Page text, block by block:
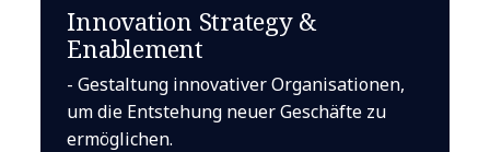
Innovation Strategy &
Enablement
- Gestaltung innovativer Organisationen,
um die Entstehung neuer Geschäfte zu
ermöglichen.